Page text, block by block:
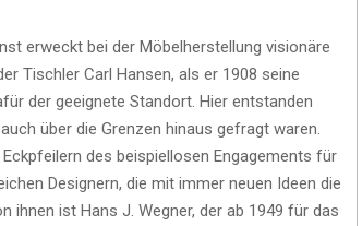
erweckt bei der Möbelherstellung visionäre
Tischler Carl Hansen, als er 1908 seine
der geeignete Standort. Hier entstanden
über die Grenzen hinaus gefragt waren.
des beispiellosen Engagements für
Designern, die mit immer neuen Ideen die
ihnen ist Hans J. Wegner, der ab 1949 für das